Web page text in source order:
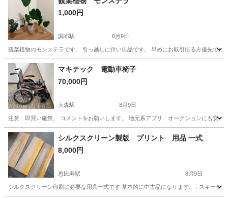
1,000円
調布駅 8月9日
観葉植物のモンステラです。 引っ越しに伴い出品です。 早めにお取引出る方優先でお
東京 調布市 調布駅 その他
マキテック 電動車椅子
70,000円
大森駅 8月9日
注意 即買い厳禁。 コメントをお願いします。 地元系アプリ オークションにも安く
東京 大田区 大森駅 その他 電動車いす
シルクスクリーン製版 プリント 用品 一式
8,000円
恵比寿駅 8月9日
シルクスクリーン印刷に必要な用具一式です 基本的に中古品になります。 . スキー